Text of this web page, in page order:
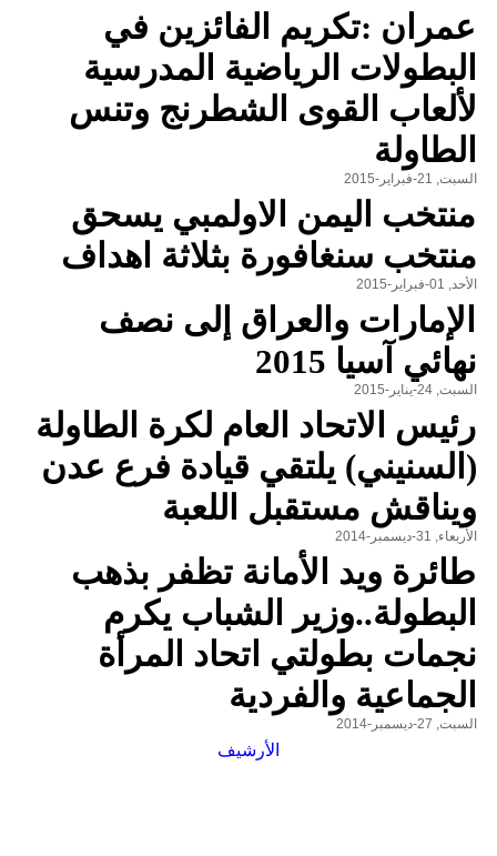
عمران :تكريم الفائزين في
البطولات الرياضية المدرسية
لألعاب القوى الشطرنج وتنس
الطاولة
السبت, 21-فبراير-2015
منتخب اليمن الاولمبي يسحق
منتخب سنغافورة بثلاثة اهداف
الأحد, 01-فبراير-2015
الإمارات والعراق إلى نصف
نهائي آسيا 2015
السبت, 24-يناير-2015
رئيس الاتحاد العام لكرة الطاولة
(السنيني) يلتقي قيادة فرع عدن
ويناقش مستقبل اللعبة
الأربعاء, 31-ديسمبر-2014
طائرة ويد الأمانة تظفر بذهب
البطولة..وزير الشباب يكرم
نجمات بطولتي اتحاد المرأة
الجماعية والفردية
السبت, 27-ديسمبر-2014
الأرشيف